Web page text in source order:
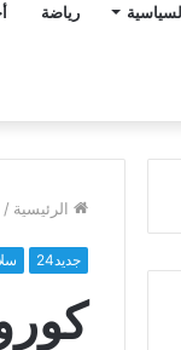
رياضة
الرئيسية /
جديد24